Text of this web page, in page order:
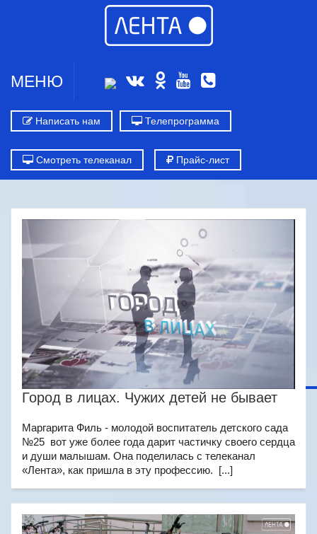
МЕНЮ
Написать нам Телепрограмма
Смотреть телеканал Прайс-лист
Город в лицах. Чужих детей не бывает
Маргарита Филь - молодой воспитатель детского сада
№25 вот уже более года дарит частичку своего сердца
и души малышам. Она поделилась с телеканал
«Лента», как пришла в эту профессию. [...]